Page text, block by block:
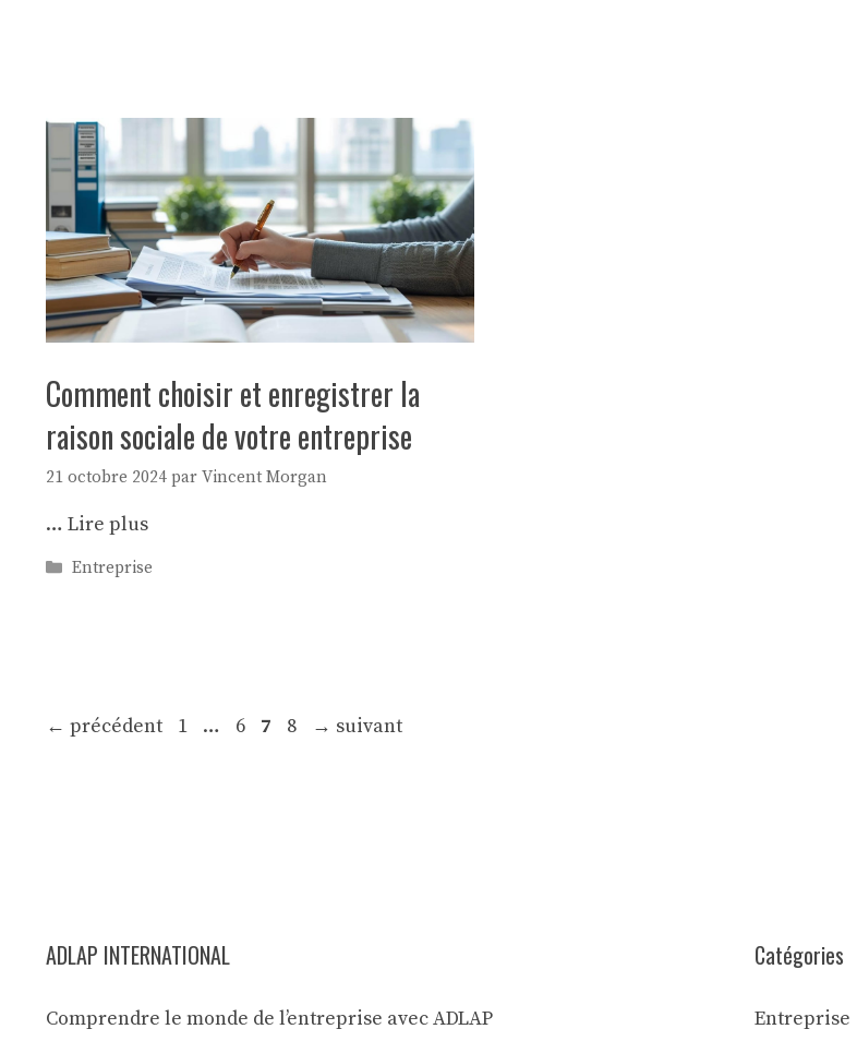
Comment choisir et enregistrer la
raison sociale de votre entreprise
21 octobre 2024 par Vincent Morgan
… Lire plus
Catégories
Entreprise
← précédent Page
1 … Page
6 Page
7 Page
8 → suivant
ADLAP INTERNATIONAL
Comprendre le monde de l’entreprise avec ADLAP
Catégories
Entreprise